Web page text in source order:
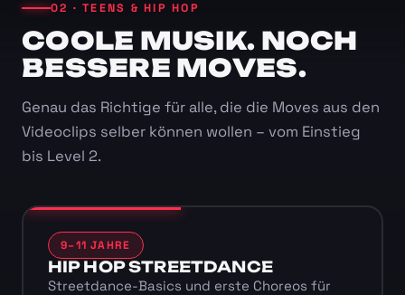
02 · TEENS & HIP HOP
COOLE MUSIK. NOCH
BESSERE MOVES.
Genau das Richtige für alle, die die Moves aus den
Videoclips selber können wollen – vom Einstieg
bis Level 2.
9–11 JAHRE
HIP HOP STREETDANCE
Streetdance-Basics und erste Choreos für